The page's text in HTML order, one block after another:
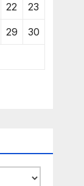
22 23
29 30